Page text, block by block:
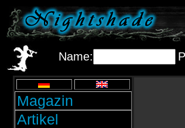
Name:
Magazin
Artikel